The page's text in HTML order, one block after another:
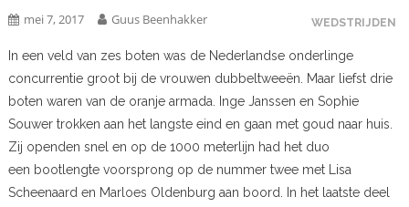
WEDSTRIJDEN
mei 7, 2017 Guus Beenhakker
In een veld van zes boten was de Nederlandse onderlinge
concurrentie groot bij de vrouwen dubbeltweeën. Maar liefst drie
boten waren van de oranje armada. Inge Janssen en Sophie
Souwer trokken aan het langste eind en gaan met goud naar huis.
Zij openden snel en op de 1000 meterlijn had het duo
een bootlengte voorsprong op de nummer twee met Lisa
Scheenaard en Marloes Oldenburg aan boord. In het laatste deel